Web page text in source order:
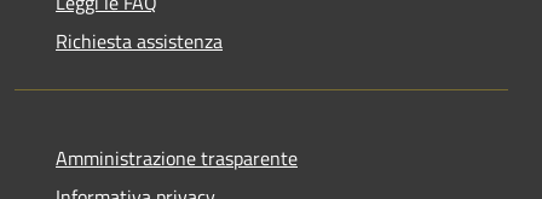
Richiesta assistenza
Amministrazione trasparente